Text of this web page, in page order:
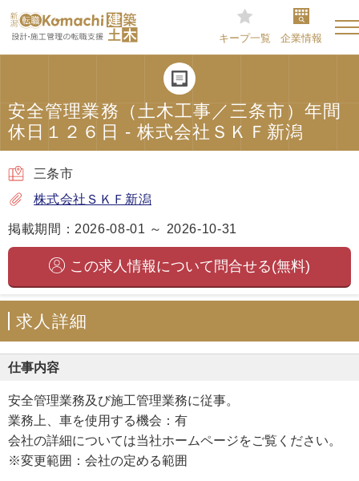
キープ一覧 企業情報
安全管理業務（土木工事／三条市）年間
休日１２６日 - 株式会社ＳＫＦ新潟
三条市
株式会社ＳＫＦ新潟
掲載期間：2026-08-01 ～ 2026-10-31
この求人情報について問合せる(無料)
求人詳細
仕事内容
安全管理業務及び施工管理業務に従事。
業務上、車を使用する機会：有
会社の詳細については当社ホームページをご覧ください。
※変更範囲：会社の定める範囲